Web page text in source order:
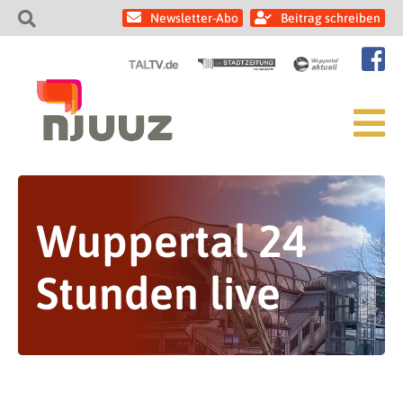
Newsletter-Abo Beitrag schreiben
Wuppertal 24
Stunden live